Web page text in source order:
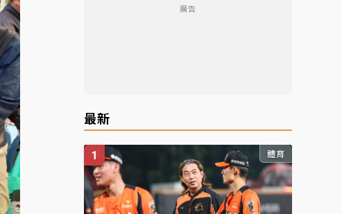
廣告
最新
體育